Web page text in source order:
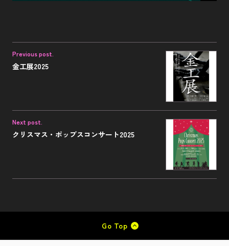
Previous post.
金工展2025
Next post.
クリスマス・ポップスコンサート2025
Go Top